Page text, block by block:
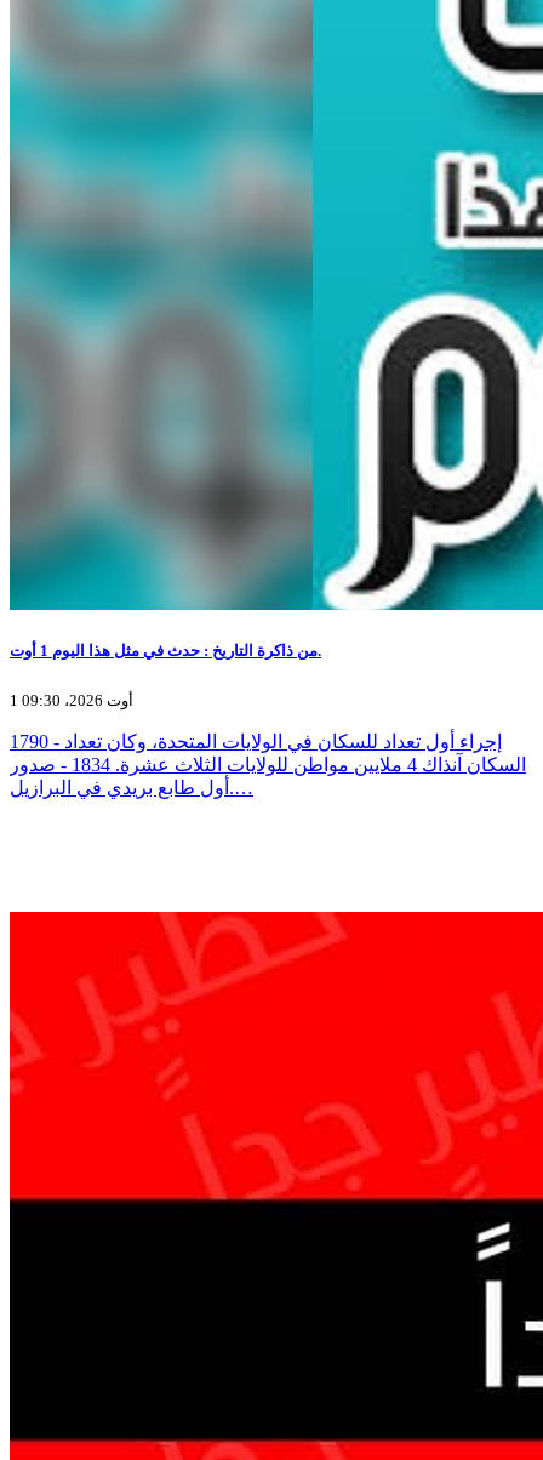
من ذاكرة التاريخ : حدث في مثل هذا اليوم 1 أوت.
1 أوت 2026، 09:30
1790 - إجراء أول تعداد للسكان في الولايات المتحدة، وكان تعداد
السكان آنذاك 4 ملايين مواطن للولايات الثلاث عشرة. 1834 - صدور
أول طابع بريدي في البرازيل.…